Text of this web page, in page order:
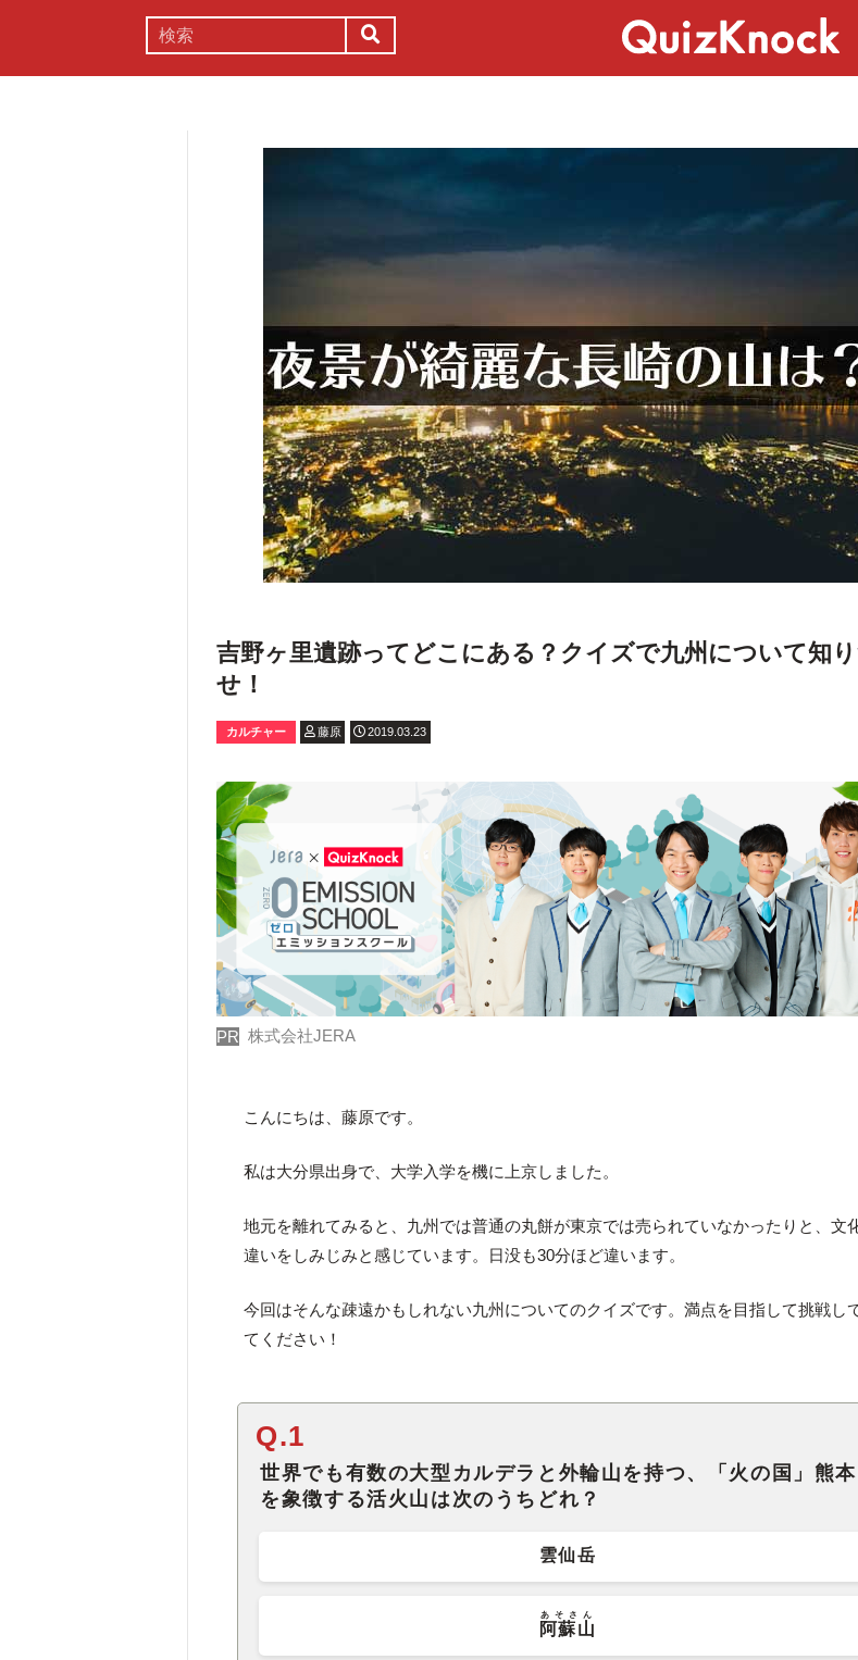
吉野ヶ里遺跡ってどこにある？クイズで九州について知り
せ！
カルチャー 藤原 2019.03.23
PR 株式会社JERA
こんにちは、藤原です。
私は大分県出身で、大学入学を機に上京しました。
地元を離れてみると、九州では普通の丸餅が東京では売られていなかったりと、文
違いをしみじみと感じています。日没も30分ほど違います。
今回はそんな疎遠かもしれない九州についてのクイズです。満点を目指して挑戦し
てください！
Q.1
世界でも有数の大型カルデラと外輪山を持つ、「火の国」熊本
を象徴する活火山は次のうちどれ？
雲仙岳
阿蘇山
あそさん